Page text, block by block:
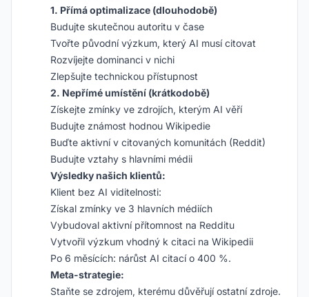
1. Přímá optimalizace (dlouhodobě)
Budujte skutečnou autoritu v čase
Tvořte původní výzkum, který AI musí citovat
Rozvíjejte dominanci v nichi
Zlepšujte technickou přístupnost
2. Nepřímé umístění (krátkodobě)
Získejte zmínky ve zdrojích, kterým AI věří
Budujte známost hodnou Wikipedie
Buďte aktivní v citovaných komunitách (Reddit)
Budujte vztahy s hlavními médii
Výsledky našich klientů:
Klient bez AI viditelnosti:
Získal zmínky ve 3 hlavních médiích
Vybudoval aktivní přítomnost na Redditu
Vytvořil výzkum vhodný k citaci na Wikipedii
Po 6 měsících: nárůst AI citací o 400 %.
Meta-strategie:
Staňte se zdrojem, kterému důvěřují ostatní zdroje.